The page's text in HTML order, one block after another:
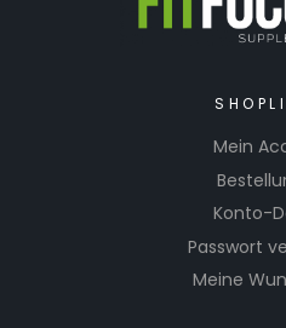
Mein
Konto-
Passwort
Meine